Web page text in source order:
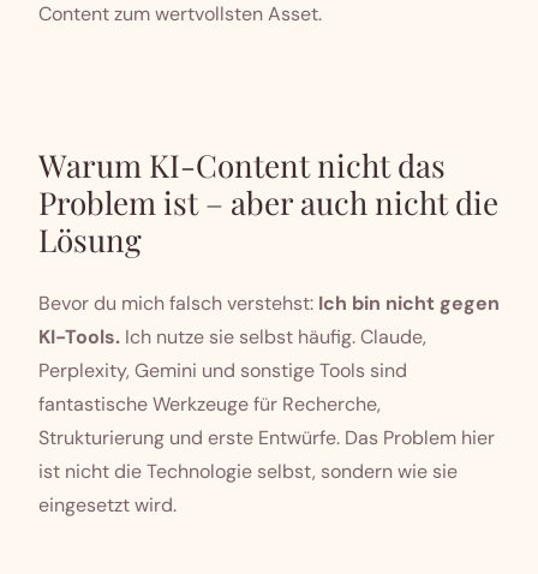
Content zum wertvollsten Asset.
Warum KI-Content nicht das
Problem ist – aber auch nicht die
Lösung
Bevor du mich falsch verstehst: Ich bin nicht gegen
KI-Tools. Ich nutze sie selbst häufig. Claude,
Perplexity, Gemini und sonstige Tools sind
fantastische Werkzeuge für Recherche,
Strukturierung und erste Entwürfe. Das Problem hier
ist nicht die Technologie selbst, sondern wie sie
eingesetzt wird.